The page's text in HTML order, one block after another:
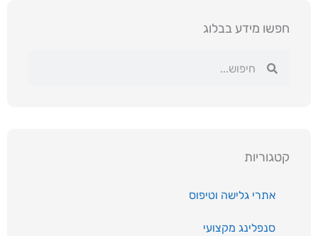
חפשו מידע בבלוג
קטגוריות
אתרי גלישה וטיפוס
סנפלינג מקצועי